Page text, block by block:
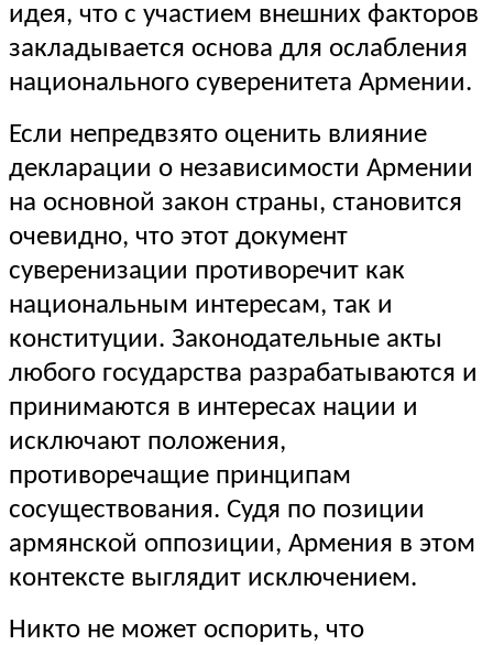
идея, что с участием внешних факторов
закладывается основа для ослабления
национального суверенитета Армении.
Если непредвзято оценить влияние
декларации о независимости Армении
на основной закон страны, становится
очевидно, что этот документ
суверенизации противоречит как
национальным интересам, так и
конституции. Законодательные акты
любого государства разрабатываются и
принимаются в интересах нации и
исключают положения,
противоречащие принципам
сосуществования. Судя по позиции
армянской оппозиции, Армения в этом
контексте выглядит исключением.
Никто не может оспорить, что